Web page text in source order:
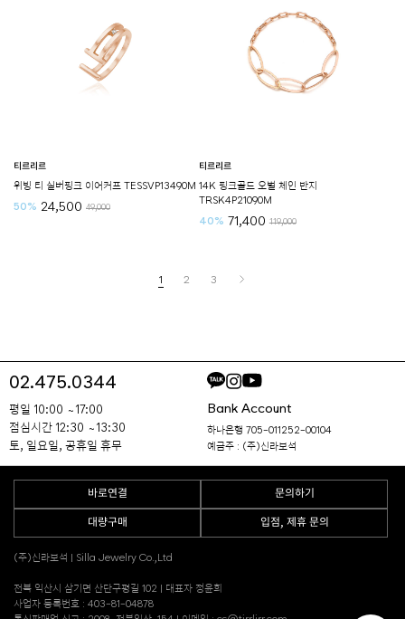
티르리르
위빙 티 실버핑크 이어커프 TESSVP13490M
50% 24,500 49,000
티르리르
14K 핑크골드 오벌 체인 반지
TRSK4P21090M
40% 71,400 119,000
1 2 3
02.475.0344
평일 10:00 ~ 17:00
점심시간 12:30 ~ 13:30
토, 일요일, 공휴일 휴무
Bank Account
하나은행 705-011252-00104
예금주 : (주)신라보석
바로연결 문의하기
대량구매 입점, 제휴 문의
(주)신라보석 | Silla Jewelry Co.,Ltd
전북 익산시 삼기면 산단구평길 102 | 대표자 정윤희
사업자 등록번호 : 403-81-04878